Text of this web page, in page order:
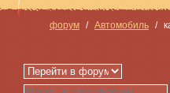
форум Автомобиль